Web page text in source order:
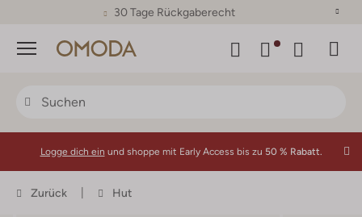
30 Tage Rückgaberecht
Menü
Logge dich ein und shoppe mit Early Access bis zu 50 % Rabatt.
Zurück Hut